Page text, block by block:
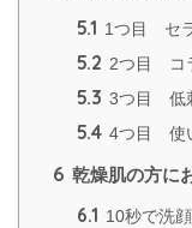
5.1 1つ目 セ
5.2 2つ目 コ
5.3 3つ目 低
5.4 4つ目 使
6 乾燥肌の方に
6.1 10秒で洗